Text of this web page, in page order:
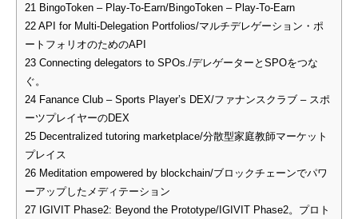
21 BingoToken – Play-To-Earn/BingoToken – Play-To-Earn
22 API for Multi-Delegation Portfolios/マルチデレゲーション・ポ
ートフォリオのためのAPI
23 Connecting delegators to SPOs./デレゲーターとSPOをつな
ぐ。
24 Fanance Club – Sports Player’s DEX/ファナンスクラブ – スポ
ーツプレイヤーのDEX
25 Decentralized tutoring marketplace/分散型家庭教師マーケット
プレイス
26 Meditation empowered by blockchain/ブロックチェーンでパワ
ーアップしたメディテーション
27 IGIVIT Phase2: Beyond the Prototype/IGIVIT Phase2。プロト